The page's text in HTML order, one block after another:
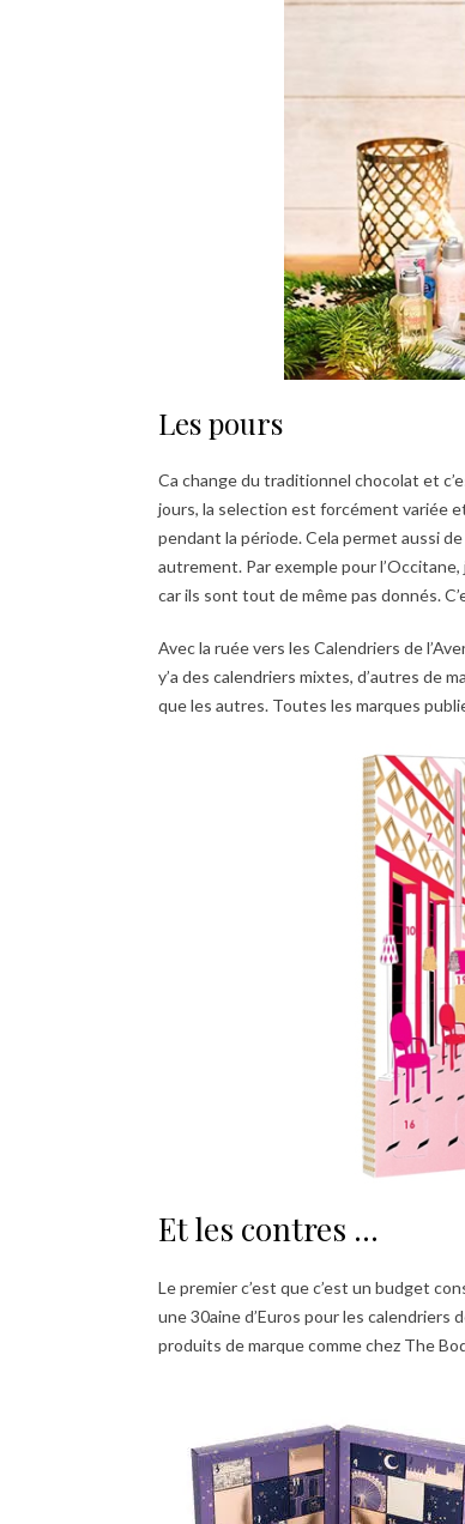
Les pours
Ca change du traditionnel chocolat et
jours, la selection est forcément variée
pendant la période. Cela permet aussi
autrement. Par exemple pour
car ils sont tout de même pas donnés.
Avec la ruée vers les Calendriers de
y’a des calendriers mixtes, d’autres de
que les autres. Toutes les marques
Et les contres …
Le premier c’est que c’est un budget
une 30aine d’Euros pour les calendriers
produits de marque comme chez The